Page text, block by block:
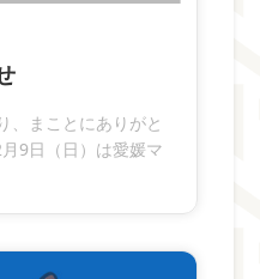
、まことにありがと
9日（日）は愛媛マ